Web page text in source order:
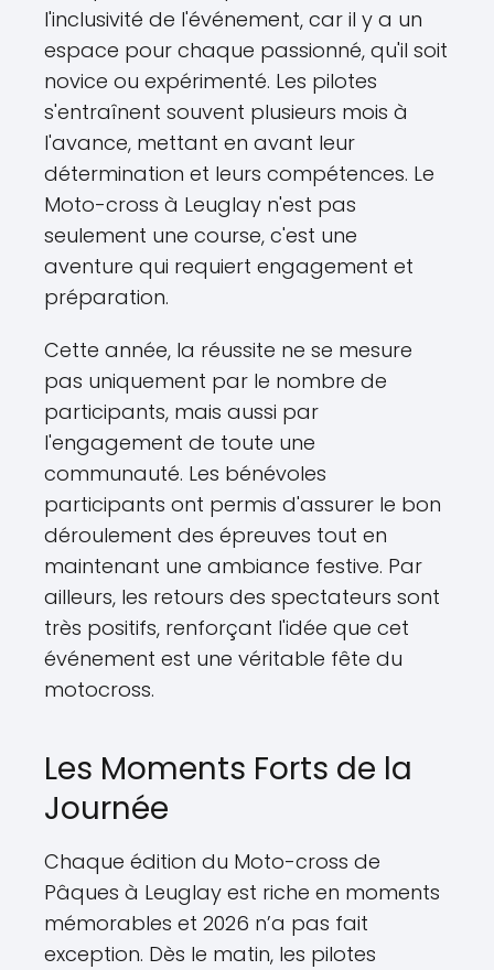
l'inclusivité de l'événement, car il y a un
espace pour chaque passionné, qu'il soit
novice ou expérimenté. Les pilotes
s'entraînent souvent plusieurs mois à
l'avance, mettant en avant leur
détermination et leurs compétences. Le
Moto-cross à Leuglay n'est pas
seulement une course, c'est une
aventure qui requiert engagement et
préparation.
Cette année, la réussite ne se mesure
pas uniquement par le nombre de
participants, mais aussi par
l'engagement de toute une
communauté. Les bénévoles
participants ont permis d'assurer le bon
déroulement des épreuves tout en
maintenant une ambiance festive. Par
ailleurs, les retours des spectateurs sont
très positifs, renforçant l'idée que cet
événement est une véritable fête du
motocross.
Les Moments Forts de la
Journée
Chaque édition du Moto-cross de
Pâques à Leuglay est riche en moments
mémorables et 2026 n’a pas fait
exception. Dès le matin, les pilotes